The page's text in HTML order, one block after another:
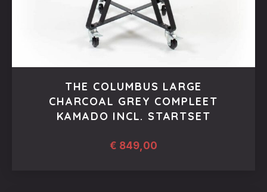
THE COLUMBUS LARGE
CHARCOAL GREY COMPLEET
KAMADO INCL. STARTSET
€ 849,00